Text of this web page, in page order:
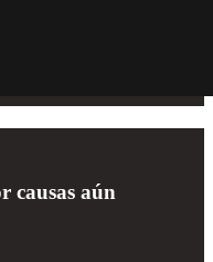
causas aún